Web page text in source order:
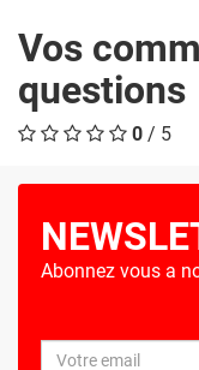
Vos
questions
0 / 5
Abonnez vous a